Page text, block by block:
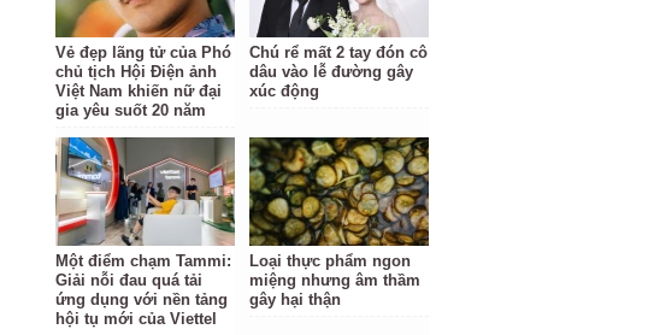
Vẻ đẹp lãng tử của Phó
chủ tịch Hội Điện ảnh
Việt Nam khiến nữ đại
gia yêu suốt 20 năm
Chú rể mất 2 tay đón cô
dâu vào lễ đường gây
xúc động
Một điểm chạm Tammi:
Giải nỗi đau quá tải
ứng dụng với nền tảng
hội tụ mới của Viettel
Loại thực phẩm ngon
miệng nhưng âm thầm
gây hại thận